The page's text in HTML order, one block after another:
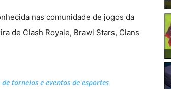
nas comunidade de jogos da
de Clash Royale, Brawl Stars, Clans
torneios e eventos de esportes